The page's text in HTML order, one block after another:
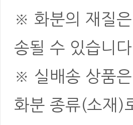
※ 화분의 재질
송될 수 있습니다.
※ 실배송 상품
화분 종류(소재)